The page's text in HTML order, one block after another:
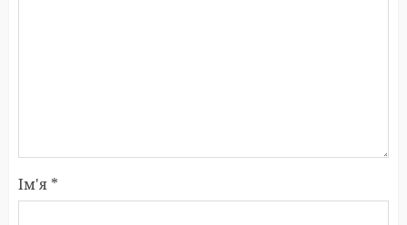
Ім'я *